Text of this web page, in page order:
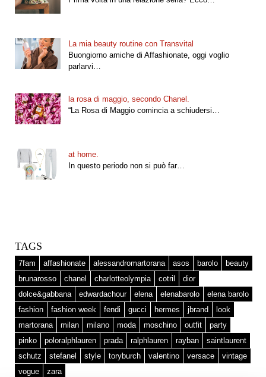
La mia beauty routine con Transvital
Buongiorno amiche di Affashionate, oggi voglio
parlarvi…
la rosa di maggio, secondo Chanel.
“La Rosa di Maggio comincia a schiudersi…
at home.
In questo periodo non si può far…
TAGS
7fam affashionate alessandromartorana asos barolo
beauty
brunarosso
chanel charlotteolympia cotril
dior
dolce&gabbana
edwardachour elena elenabarolo
elena barolo
fashion
fashion week fendi gucci hermes jbrand
look
martorana
milan milano moda moschino outfit
party
pinko
poloralphlauren prada ralphlauren rayban
saintlaurent
schutz
stefanel style toryburch valentino versace
vintage
vogue
zara